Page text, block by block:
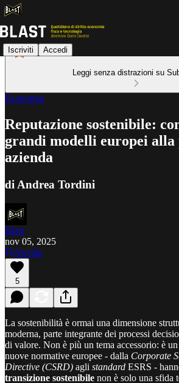
Iscriviti Accedi
Leggi senza distrazioni su
Economia
Reputazione sostenibile:
grandi modelli europei
azienda
di Andrea Tordini
Blast
nov 05, 2025
Ascolta
5
La sostenibilità è ormai una dimensione
moderna, parte integrante dei processi
di valore. Non è più un tema accessorio: è
nuove normative europee - dalla Corporate
Directive (CSRD) agli standard ESRS -
transizione sostenibile non è solo una sfida